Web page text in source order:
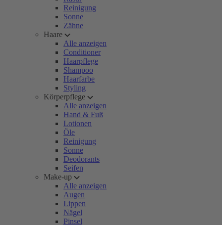
Reinigung
Sonne
Zähne
Haare
Alle anzeigen
Conditioner
Haarpflege
Shampoo
Haarfarbe
Styling
Körperpflege
Alle anzeigen
Hand & Fuß
Lotionen
Öle
Reinigung
Sonne
Deodorants
Seifen
Make-up
Alle anzeigen
Augen
Lippen
Nägel
Pinsel